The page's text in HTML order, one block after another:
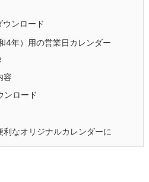
ンロード
4年）用の営業日カレンダー
容
ンロード
なオリジナルカレンダーに